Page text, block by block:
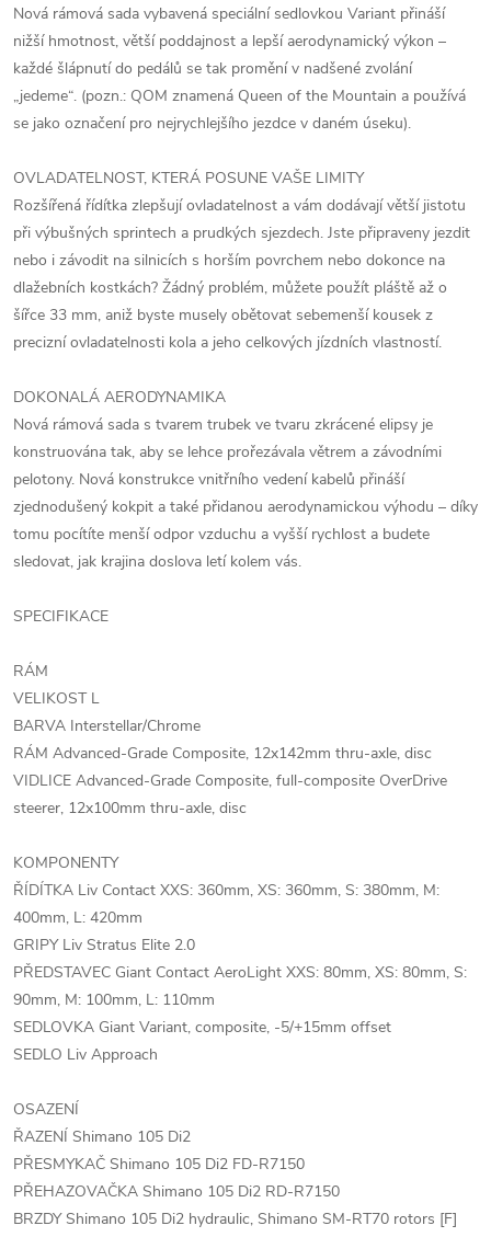
Nová rámová sada vybavená speciální sedlovkou Variant přináší
nižší hmotnost, větší poddajnost a lepší aerodynamický výkon –
každé šlápnutí do pedálů se tak promění v nadšené zvolání
„jedeme“. (pozn.: QOM znamená Queen of the Mountain a používá
se jako označení pro nejrychlejšího jezdce v daném úseku).
OVLADATELNOST, KTERÁ POSUNE VAŠE LIMITY
Rozšířená řídítka zlepšují ovladatelnost a vám dodávají větší jistotu
při výbušných sprintech a prudkých sjezdech. Jste připraveny jezdit
nebo i závodit na silnicích s horším povrchem nebo dokonce na
dlažebních kostkách? Žádný problém, můžete použít pláště až o
šířce 33 mm, aniž byste musely obětovat sebemenší kousek z
precizní ovladatelnosti kola a jeho celkových jízdních vlastností.
DOKONALÁ AERODYNAMIKA
Nová rámová sada s tvarem trubek ve tvaru zkrácené elipsy je
konstruována tak, aby se lehce prořezávala větrem a závodními
pelotony. Nová konstrukce vnitřního vedení kabelů přináší
zjednodušený kokpit a také přidanou aerodynamickou výhodu – díky
tomu pocítíte menší odpor vzduchu a vyšší rychlost a budete
sledovat, jak krajina doslova letí kolem vás.
SPECIFIKACE
RÁM
VELIKOST L
BARVA Interstellar/Chrome
RÁM Advanced-Grade Composite, 12x142mm thru-axle, disc
VIDLICE Advanced-Grade Composite, full-composite OverDrive
steerer, 12x100mm thru-axle, disc
KOMPONENTY
ŘÍDÍTKA Liv Contact XXS: 360mm, XS: 360mm, S: 380mm, M:
400mm, L: 420mm
GRIPY Liv Stratus Elite 2.0
PŘEDSTAVEC Giant Contact AeroLight XXS: 80mm, XS: 80mm, S:
90mm, M: 100mm, L: 110mm
SEDLOVKA Giant Variant, composite, -5/+15mm offset
SEDLO Liv Approach
OSAZENÍ
ŘAZENÍ Shimano 105 Di2
PŘESMYKAČ Shimano 105 Di2 FD-R7150
PŘEHAZOVAČKA Shimano 105 Di2 RD-R7150
BRZDY Shimano 105 Di2 hydraulic, Shimano SM-RT70 rotors [F]